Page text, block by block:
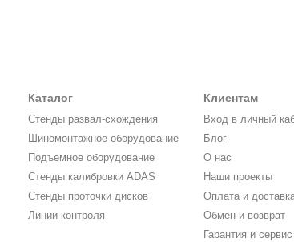
Каталог
Стенды развал-схождения
Шиномонтажное оборудование
Подъемное оборудование
Стенды калибровки ADAS
Стенды проточки дисков
Линии контроля
Клиентам
Вход в личный
Блог
О нас
Наши проекты
Оплата и
Обмен и возврат
Гарантия и сервис